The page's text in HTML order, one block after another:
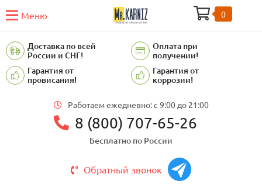
Меню 0
Доставка по всей
России и СНГ!
Оплата при
получении!
Гарантия от
провисания!
Гарантия от
коррозии!
Работаем ежедневно: c 9:00 до 21:00
8 (800) 707-65-26
Бесплатно по России
Обратный звонок